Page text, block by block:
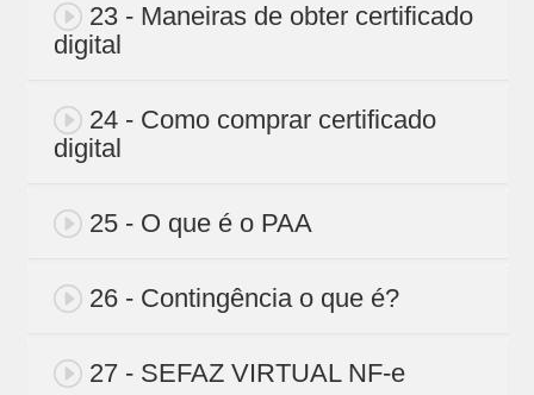
23 - Maneiras de obter certificado
digital
24 - Como comprar certificado
digital
25 - O que é o PAA
26 - Contingência o que é?
27 - SEFAZ VIRTUAL NF-e